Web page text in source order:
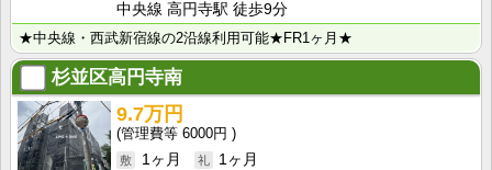
中央線 高円寺駅 徒歩9分
★中央線・西武新宿線の2沿線利用可能★FR1ヶ月★
杉並区高円寺南
9.7万円
6000円
1ヶ月
1ヶ月